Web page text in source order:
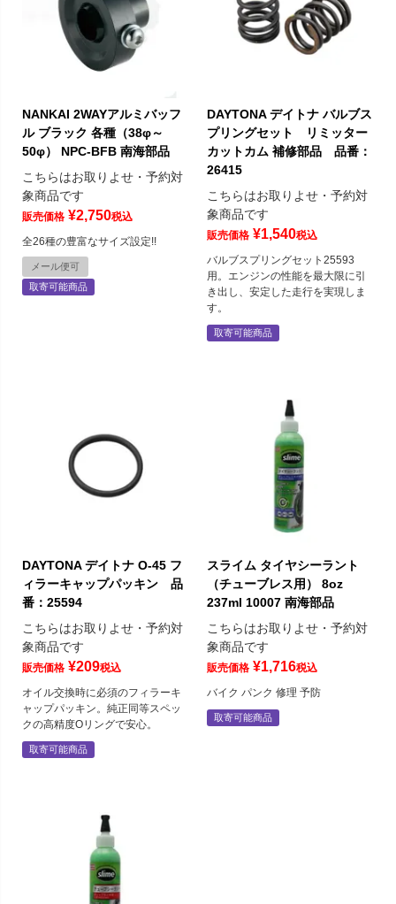
NANKAI 2WAYアルミバッフ
ル ブラック 各種（38φ～
50φ） NPC-BFB 南海部品
こちらはお取りよせ・予約対
象商品です
販売価格 ¥2,750税込
全26種の豊富なサイズ設定!!
メール便可
取寄可能商品
DAYTONA デイトナ バルブス
プリングセット リミッター
カットカム 補修部品 品番：
26415
こちらはお取りよせ・予約対
象商品です
販売価格 ¥1,540税込
バルブスプリングセット25593
用。エンジンの性能を最大限に引
き出し、安定した走行を実現しま
す。
取寄可能商品
DAYTONA デイトナ O-45 フ
ィラーキャップパッキン 品
番：25594
こちらはお取りよせ・予約対
象商品です
販売価格 ¥209税込
オイル交換時に必須のフィラーキ
ャップパッキン。純正同等スペッ
クの高精度Oリングで安心。
取寄可能商品
スライム タイヤシーラント
（チューブレス用） 8oz
237ml 10007 南海部品
こちらはお取りよせ・予約対
象商品です
販売価格 ¥1,716税込
バイク パンク 修理 予防
取寄可能商品